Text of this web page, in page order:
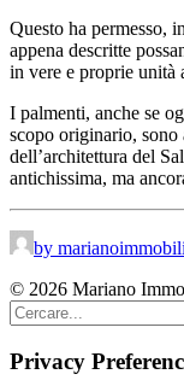
Questo ha permesso,
appena descritte
in vere e proprie unità
I palmenti, anche se
scopo originario, sono
dell’architettura del
antichissima, ma
by marianoimmobili
© 2026 Mariano
Privacy